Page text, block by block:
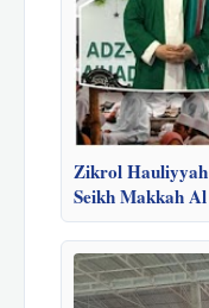
Zikrol
Seikh Makkah